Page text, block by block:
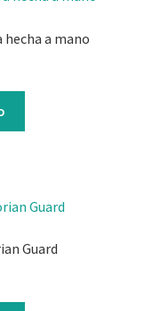
hecha a mano
Guard